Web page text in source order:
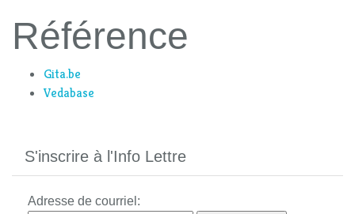
Référence
Gita.be
Vedabase
S'inscrire à l'Info Lettre
Adresse de courriel: